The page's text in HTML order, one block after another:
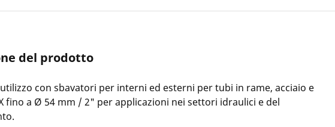
del prodotto
con sbavatori per interni ed esterni per tubi in rame, acciaio e
fino a Ø 54 mm / 2" per applicazioni nei settori idraulici e del